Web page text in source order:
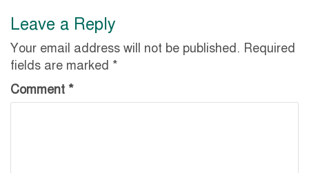
Leave a Reply
Your email address will not be published. Required
fields are marked *
Comment *